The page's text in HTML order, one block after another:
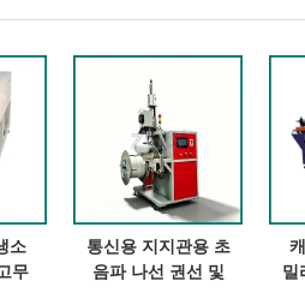
소
무
통신용 지지관용 초
음파 나선 권선 및
밀